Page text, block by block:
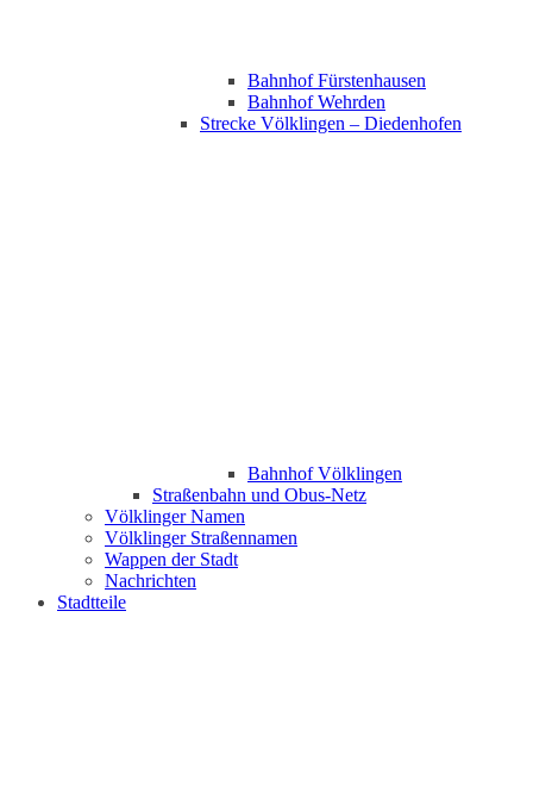
Bahnhof Fürstenhausen
Bahnhof Wehrden
Strecke Völklingen – Diedenhofen
Bahnhof Völklingen
Straßenbahn und Obus-Netz
Völklinger Namen
Völklinger Straßennamen
Wappen der Stadt
Nachrichten
Stadtteile